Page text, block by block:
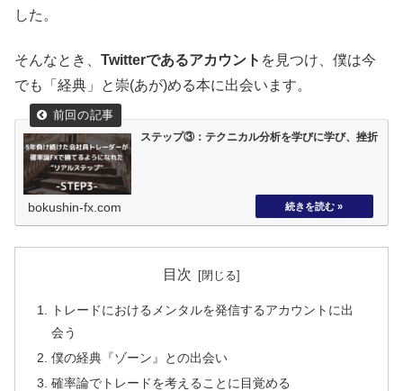
した。
そんなとき、 Twitterであるアカウント を見つけ、僕は今
でも「経典」と崇(あが)める本に出会います。
ステップ③：テクニカル分析を学びに学び、挫折
bokushin-fx.com
目次
トレードにおけるメンタルを発信するアカウントに出
会う
僕の経典『ゾーン』との出会い
確率論でトレードを考えることに目覚める